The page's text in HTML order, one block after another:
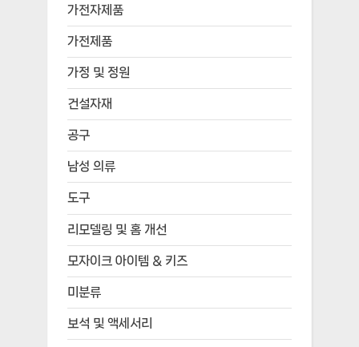
가전자제품
가전제품
가정 및 정원
건설자재
공구
남성 의류
도구
리모델링 및 홈 개선
모자이크 아이템 & 키즈
미분류
보석 및 액세서리